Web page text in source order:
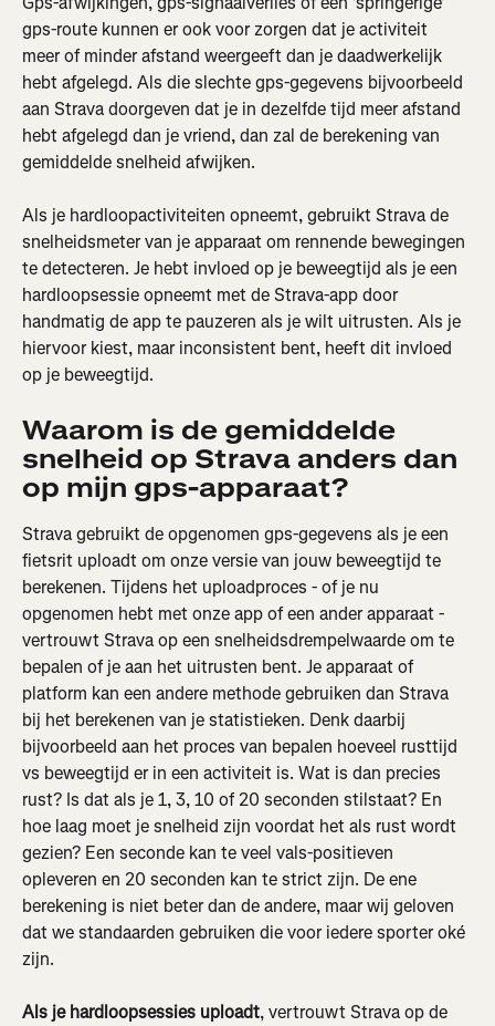
gps-route kunnen er ook voor zorgen dat je activiteit
meer of minder afstand weergeeft dan je daadwerkelijk
hebt afgelegd. Als die slechte gps-gegevens bijvoorbeeld
aan Strava doorgeven dat je in dezelfde tijd meer afstand
hebt afgelegd dan je vriend, dan zal de berekening van
gemiddelde snelheid afwijken.
Als je hardloopactiviteiten opneemt, gebruikt Strava de
snelheidsmeter van je apparaat om rennende bewegingen
te detecteren. Je hebt invloed op je beweegtijd als je een
hardloopsessie opneemt met de Strava-app door
handmatig de app te pauzeren als je wilt uitrusten. Als je
hiervoor kiest, maar inconsistent bent, heeft dit invloed
op je beweegtijd.
Waarom is de gemiddelde
snelheid op Strava anders dan
op mijn gps-apparaat?
Strava gebruikt de opgenomen gps-gegevens als je een
fietsrit uploadt om onze versie van jouw beweegtijd te
berekenen. Tijdens het uploadproces - of je nu
opgenomen hebt met onze app of een ander apparaat -
vertrouwt Strava op een snelheidsdrempelwaarde om te
bepalen of je aan het uitrusten bent. Je apparaat of
platform kan een andere methode gebruiken dan Strava
bij het berekenen van je statistieken. Denk daarbij
bijvoorbeeld aan het proces van bepalen hoeveel rusttijd
vs beweegtijd er in een activiteit is. Wat is dan precies
rust? Is dat als je 1, 3, 10 of 20 seconden stilstaat? En
hoe laag moet je snelheid zijn voordat het als rust wordt
gezien? Een seconde kan te veel vals-positieven
opleveren en 20 seconden kan te strict zijn. De ene
berekening is niet beter dan de andere, maar wij geloven
dat we standaarden gebruiken die voor iedere sporter oké
zijn.
Als je hardloopsessies uploadt, vertrouwt Strava op de